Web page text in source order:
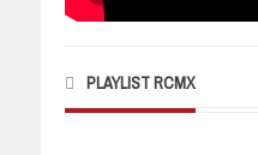
PLAYLIST RCMX